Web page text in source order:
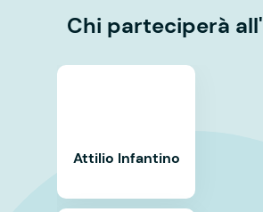
Chi parteciperà
Attilio Infantino